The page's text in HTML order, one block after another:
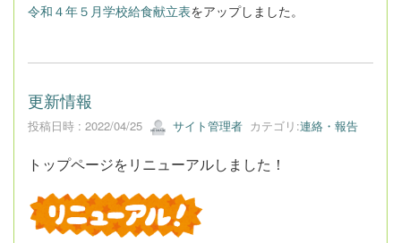
令和４年５月学校給食献立表をアップしました。
更新情報
投稿日時 : 2022/04/25 サイト管理者 カテゴリ:連絡・報告
トップページをリニューアルしました！